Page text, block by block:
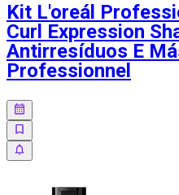
Kit L'oreál
Curl Expression
Antirresíduos E
Professionnel